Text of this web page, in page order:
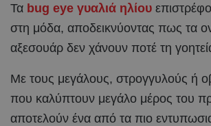
Τα bug eye γυαλιά ηλίου
στη μόδα, αποδεικνύοντας πως τα
αξεσουάρ δεν χάνουν ποτέ τη
Με τους μεγάλους, στρογγυλούς ή
που καλύπτουν μεγάλο μέρος του
αποτελούν ένα από τα πιο